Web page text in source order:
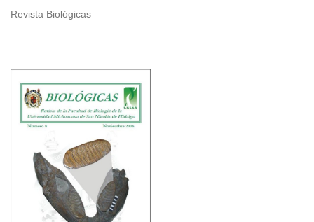
Revista Biológicas